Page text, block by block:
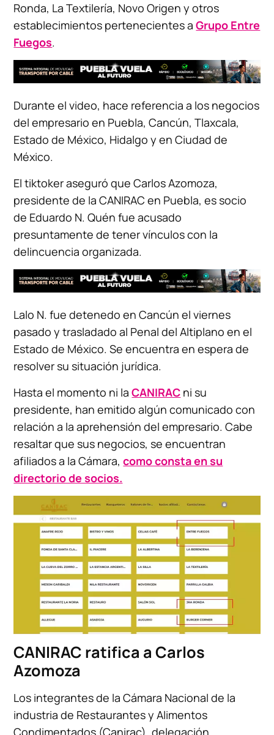
Ronda, La Textilería, Novo Origen y otros
establecimientos pertenecientes aGrupo Entre
Fuegos.
Durante el video, hace referencia a los negocios
del empresario en Puebla, Cancún, Tlaxcala,
Estado de México, Hidalgo y en Ciudad de
México.
El tiktoker aseguró que Carlos Azomoza,
presidente de la CANIRAC en Puebla, es socio
de Eduardo N. Quén fue acusado
presuntamente de tener vínculos con la
delincuencia organizada.
Lalo N. fue detenedo en Cancún el viernes
pasado y trasladado al Penal del Altiplano en el
Estado de México. Se encuentra en espera de
resolver su situación jurídica.
Hasta el momento ni laCANIRAC ni su
presidente, han emitido algún comunicado con
relación a la aprehensión del empresario. Cabe
resaltar que sus negocios, se encuentran
afiliados a la Cámara,como consta en su
directorio de socios.
CANIRAC ratifica a Carlos
Azomoza
Los integrantes de la Cámara Nacional de la
industria de Restaurantes y Alimentos